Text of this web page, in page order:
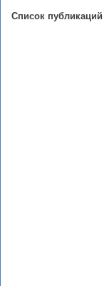
Список публикаций